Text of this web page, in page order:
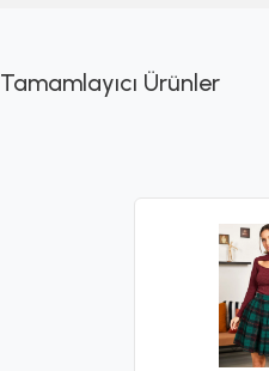
Tamamlayıcı Ürünler